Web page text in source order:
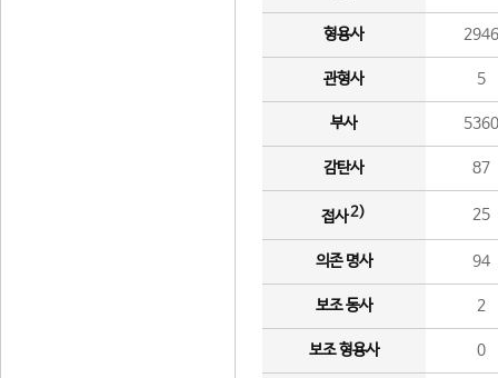
형용사 2946
관형사 5
부사 5360
감탄사 87
접사2) 25
의존 명사 94
보조 동사 2
보조 형용사 0